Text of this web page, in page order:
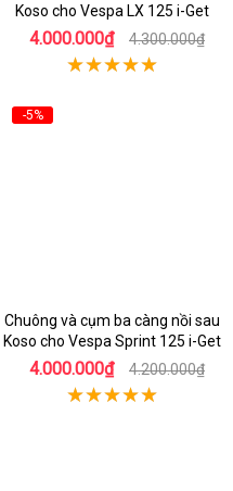
Koso cho Vespa LX 125 i-Get
4.000.000₫ 4.300.000₫
-5%
Chuông và cụm ba càng nồi sau
Koso cho Vespa Sprint 125 i-Get
4.000.000₫ 4.200.000₫